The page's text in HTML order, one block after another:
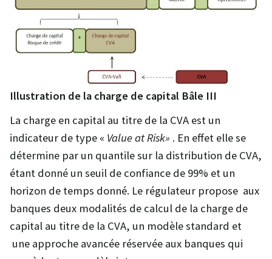
Illustration de la charge de capital Bâle III
La charge en capital au titre de la CVA est un
indicateur de type « Value at Risk» . En effet elle se
détermine par un quantile sur la distribution de CVA,
étant donné un seuil de confiance de 99% et un
horizon de temps donné. Le régulateur propose aux
banques deux modalités de calcul de la charge de
capital au titre de la CVA, un modèle standard et
une approche avancée réservée aux banques qui